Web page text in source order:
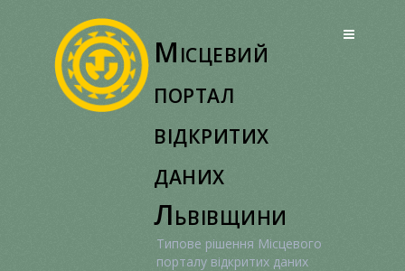
Місцевий
портал
відкритих
даних
Львівщини
Типове рішення Місцевого
порталу відкритих даних